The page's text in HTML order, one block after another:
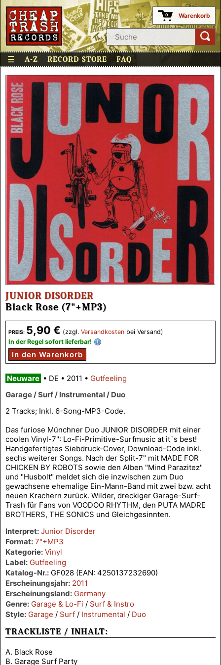
0 Warenkorb
☰ A-Z RECORD STORE FAQ
PREIS: 5,90 € (zzgl. Versandkosten bei Versand)
In der Regel sofort lieferbar!
In den Warenkorb
JUNIOR DISORDER
Black Rose (7"+MP3)
Neuware • DE • 2011 • Gutfeeling
Garage / Surf / Instrumental / Duo
2 Tracks; Inkl. 6-Song-MP3-Code.
Das furiose Münchner Duo JUNIOR DISORDER mit einer
coolen Vinyl-7": Lo-Fi-Primitive-Surfmusic at it`s best!
Handgefertigtes Siebdruck-Cover, Download-Code inkl.
sechs weiterer Songs. Nach der Split-7" mit MADE FOR
CHICKEN BY ROBOTS sowie den Alben "Mind Parazitez"
und "Husbolt" meldet sich die inzwischen zum Duo
gewachsene ehemalige Ein-Mann-Band mit zwei bzw. acht
neuen Krachern zurück. Wilder, dreckiger Garage-Surf-
Trash für Fans von VOODOO RHYTHM, den PUTA MADRE
BROTHERS, THE SONICS und Gleichgesinnten.
Interpret: Junior Disorder
Format: 7"+MP3
Kategorie: Vinyl
Label: Gutfeeling
Katalog-Nr.: GF028 (EAN: 4250137232690)
Erscheinungsjahr: 2011
Erscheinungsland: Germany
Genre: Garage & Lo-Fi / Surf & Instro
Style: Garage / Surf / Instrumental / Duo
TRACKLISTE / INHALT:
A. Black Rose
B. Garage Surf Party